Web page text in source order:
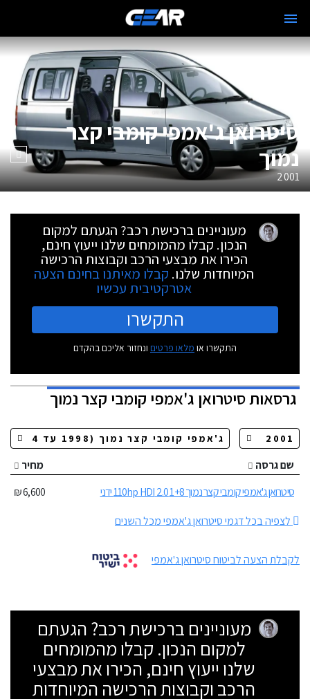
סיטרואן ג'אמפי קומבי קצר
נמוך
2001
מעוניינים ברכישת רכב? הגעתם למקום
הנכון. קבלו מהמומחים שלנו ייעוץ חינם,
הכירו את מבצעי הרכב וקבוצות הרכישה
המיוחדות שלנו. קבלו מאיתנו בחינם הצעה
אטרקטיבית עכשיו
התקשרו
התקשרו או מלאו פרטים ונחזור אליכם בהקדם
גרסאותסיטרואן ג'אמפי קומבי קצר נמוך
שם גרסה
מחיר
סיטרואן ג'אמפי קומבי קצר נמוך 1+8 2.0 110hp HDI ידני
6,600 ₪
לצפיה בכל דגמי סיטרואן ג'אמפי מכל השנים
לקבלת הצעה לביטוח סיטרואן ג'אמפי
מעוניינים ברכישת רכב? הגעתם
למקום הנכון. קבלו מהמומחים
שלנו ייעוץ חינם, הכירו את מבצעי
הרכב וקבוצות הרכישה המיוחדות